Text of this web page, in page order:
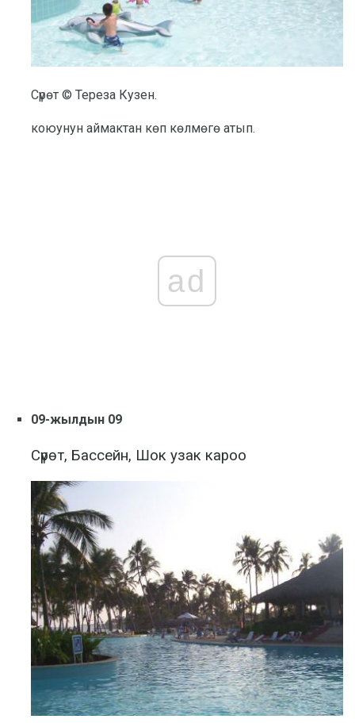
Сүрөт © Тереза ​​Кузен.
коюунун аймактан көп көлмөгө атып.
ad
09-жылдын 09
Сүрөт, Бассейн, Шок узак кароо